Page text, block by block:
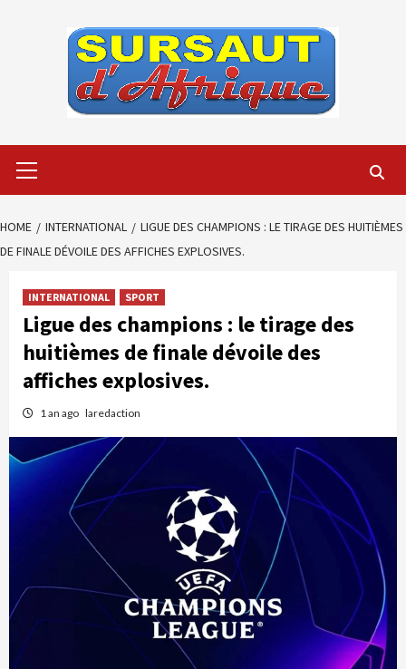
Menu
HOME INTERNATIONAL
LIGUE DES CHAMPIONS : LE TIRAGE DES HUITIÈMES
DE FINALE DÉVOILE DES AFFICHES EXPLOSIVES.
INTERNATIONAL SPORT
Ligue des champions : le tirage des
huitièmes de finale dévoile des
affiches explosives.
1 an ago laredaction